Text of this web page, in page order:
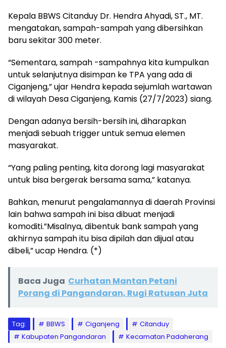
Kepala BBWS Citanduy Dr. Hendra Ahyadi, ST., MT.
mengatakan, sampah-sampah yang dibersihkan
baru sekitar 300 meter.
“Sementara, sampah -sampahnya kita kumpulkan
untuk selanjutnya disimpan ke TPA yang ada di
Ciganjeng,” ujar Hendra kepada sejumlah wartawan
di wilayah Desa Ciganjeng, Kamis (27/7/2023) siang.
Dengan adanya bersih-bersih ini, diharapkan
menjadi sebuah trigger untuk semua elemen
masyarakat.
“Yang paling penting, kita dorong lagi masyarakat
untuk bisa bergerak bersama sama,” katanya.
Bahkan, menurut pengalamannya di daerah Provinsi
lain bahwa sampah ini bisa dibuat menjadi
komoditi.”Misalnya, dibentuk bank sampah yang
akhirnya sampah itu bisa dipilah dan dijual atau
dibeli,” ucap Hendra. (*)
Baca Juga Curhatan Mantan Petani
Porang di Pangandaran, Rugi Ratusan Juta
Tag: BBWS Ciganjeng
Citanduy
Kabupaten Pangandaran
Kecamatan Padaherang